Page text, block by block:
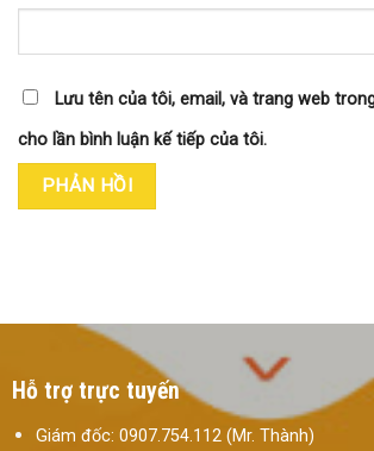
Lưu tên của tôi, email, và trang web
cho lần bình luận kế tiếp của tôi.
Hỗ trợ trực tuyến
Giám đốc: 0907.754.112 (Mr. Thành)